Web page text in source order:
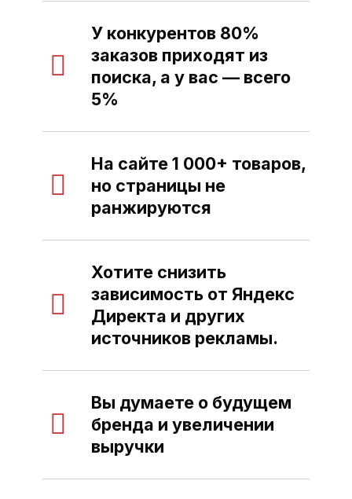
У конкурентов 80%
заказов приходят из
поиска, а у вас — всего
5%
На сайте 1 000+ товаров,
но страницы не
ранжируются
Хотите снизить
зависимость от Яндекс
Директа и других
источников рекламы.
Вы думаете о будущем
бренда и увеличении
выручки